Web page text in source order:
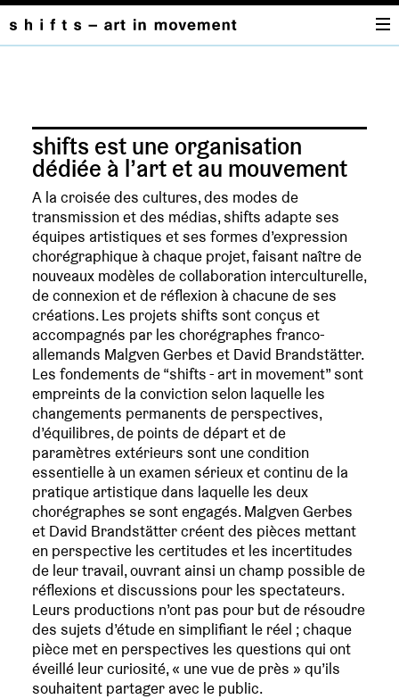
ART
IN
MOVEMENT
shifts est une organisation
dédiée à l’art et au mouvement
A la croisée des cultures, des modes de
transmission et des médias, shifts adapte ses
équipes artistiques et ses formes d’expression
chorégraphique à chaque projet, faisant naître de
nouveaux modèles de collaboration interculturelle,
de connexion et de réflexion à chacune de ses
créations. Les projets shifts sont conçus et
accompagnés par les chorégraphes franco-
allemands Malgven Gerbes et David Brandstätter.
Les fondements de “shifts - art in movement” sont
empreints de la conviction selon laquelle les
changements permanents de perspectives,
d’équilibres, de points de départ et de
paramètres extérieurs sont une condition
essentielle à un examen sérieux et continu de la
pratique artistique dans laquelle les deux
chorégraphes se sont engagés. Malgven Gerbes
et David Brandstätter créent des pièces mettant
en perspective les certitudes et les incertitudes
de leur travail, ouvrant ainsi un champ possible de
réflexions et discussions pour les spectateurs.
Leurs productions n’ont pas pour but de résoudre
des sujets d’étude en simplifiant le réel ; chaque
pièce met en perspectives les questions qui ont
éveillé leur curiosité, « une vue de près » qu’ils
souhaitent partager avec le public.